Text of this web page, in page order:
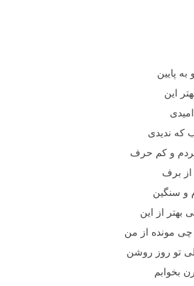
پایین
این
که ندیدی
سردم و کم حرف
از برف
و سنگین
بهتر از این
مونده از من
تو روز روشن
بخوابم